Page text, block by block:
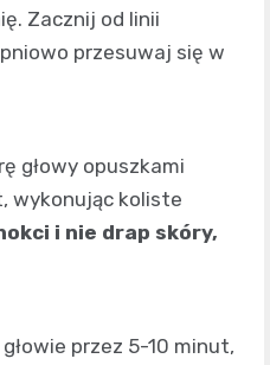
Zacznij od linii
przesuwaj się w
głowy opuszkami
wykonując koliste
i nie drap skóry,
przez 5-10 minut,